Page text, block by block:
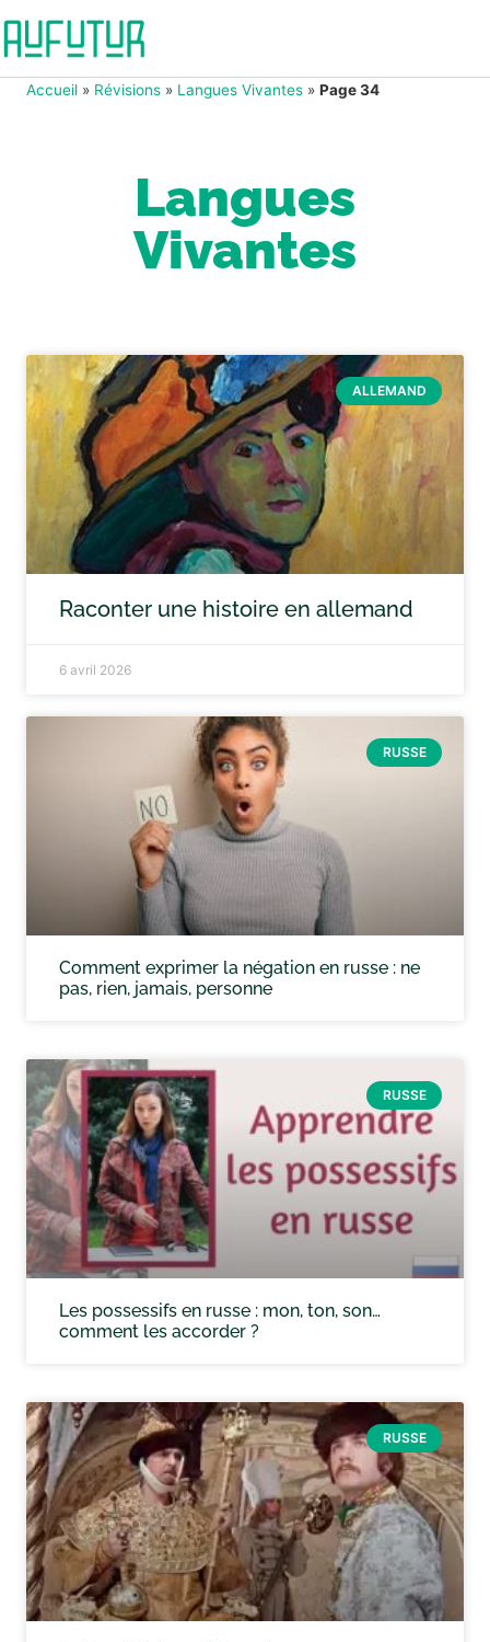
Accueil » Révisions » Langues Vivantes » Page 34
Langues
Vivantes
ALLEMAND
Raconter une histoire en allemand
6 avril 2026
RUSSE
Comment exprimer la négation en russe : ne
pas, rien, jamais, personne
RUSSE
Les possessifs en russe : mon, ton, son…
comment les accorder ?
RUSSE